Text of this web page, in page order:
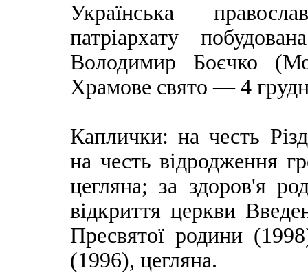
Українська
патріархату
Володимир Боєчко
Храмове свято — 4
Каплички: на честь
на честь відродження
цегляна; за здоров'я
відкриття церкви
Пресвятої родини
(1996), цегляна.